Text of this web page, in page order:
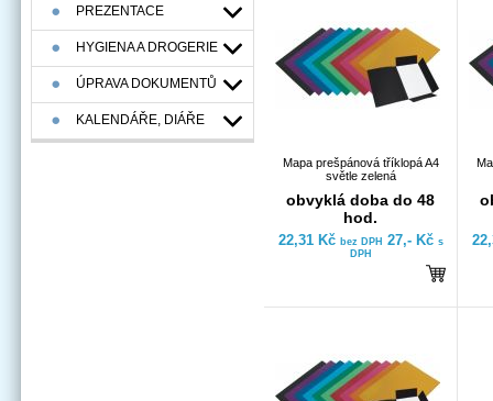
PREZENTACE
HYGIENA A DROGERIE
ÚPRAVA DOKUMENTŮ
KALENDÁŘE, DIÁŘE
Mapa prešpánová tříklopá A4
světle zelená
obvyklá doba do 48
hod.
22,31 Kč bez DPH 27,- Kč s
DPH